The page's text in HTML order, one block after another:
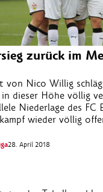
zurück im
von Nico Willig
dieser Höhe völlig
Niederlage des FC
wieder völlig
28. April 2018